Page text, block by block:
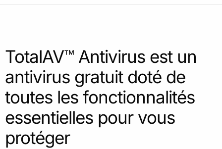
TotalAV™ Antivirus est un
antivirus gratuit doté de
toutes les fonctionnalités
essentielles pour vous
protéger